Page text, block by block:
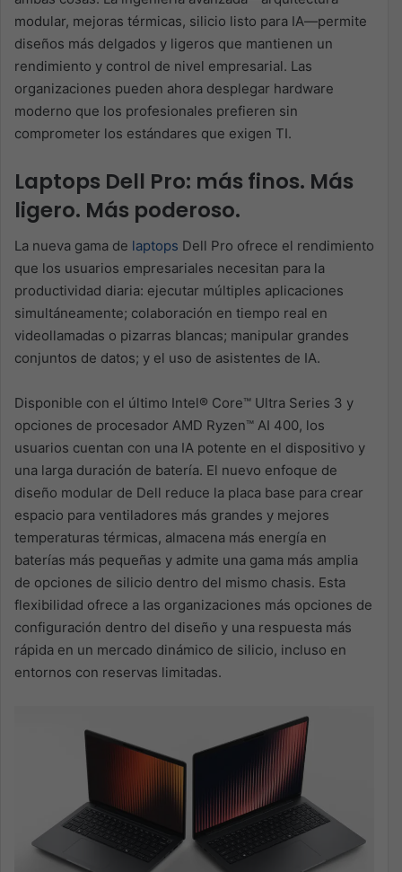
modular, mejoras térmicas, silicio listo para IA—permite
diseños más delgados y ligeros que mantienen un
rendimiento y control de nivel empresarial. Las
organizaciones pueden ahora desplegar hardware
moderno que los profesionales prefieren sin
comprometer los estándares que exigen TI.
Laptops Dell Pro: más finos. Más
ligero. Más poderoso.
La nueva gama de laptops Dell Pro ofrece el rendimiento
que los usuarios empresariales necesitan para la
productividad diaria: ejecutar múltiples aplicaciones
simultáneamente; colaboración en tiempo real en
videollamadas o pizarras blancas; manipular grandes
conjuntos de datos; y el uso de asistentes de IA.
Disponible con el último Intel® Core™ Ultra Series 3 y
opciones de procesador AMD Ryzen™ AI 400, los
usuarios cuentan con una IA potente en el dispositivo y
una larga duración de batería. El nuevo enfoque de
diseño modular de Dell reduce la placa base para crear
espacio para ventiladores más grandes y mejores
temperaturas térmicas, almacena más energía en
baterías más pequeñas y admite una gama más amplia
de opciones de silicio dentro del mismo chasis. Esta
flexibilidad ofrece a las organizaciones más opciones de
configuración dentro del diseño y una respuesta más
rápida en un mercado dinámico de silicio, incluso en
entornos con reservas limitadas.